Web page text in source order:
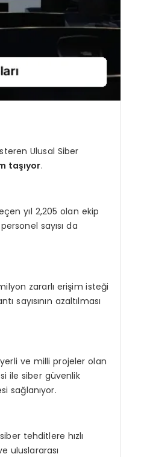
Ulusal Siber
taşıyor.
yıl 2,205 olan ekip
sayısı da
zararlı erişim isteği
sayısının azaltılması
ve milli projeler olan
ile siber güvenlik
sağlanıyor.
tehditlere hızlı
uluslararası